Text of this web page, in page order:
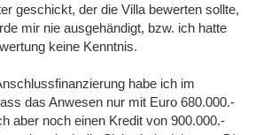
geschickt, der die Villa bewerten sollte,
mir nie ausgehändigt, bzw. ich hatte
keine Kenntnis.
habe ich im
das Anwesen nur mit Euro 680.000.-
aber noch einen Kredit von 900.000.-